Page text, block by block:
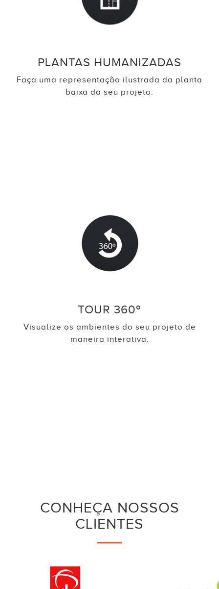
PLANTAS HUMANIZADAS
Faça uma representação ilustrada da planta
baixa do seu projeto.
TOUR 360º
Visualize os ambientes do seu projeto de
maneira interativa.
CONHEÇA NOSSOS
CLIENTES